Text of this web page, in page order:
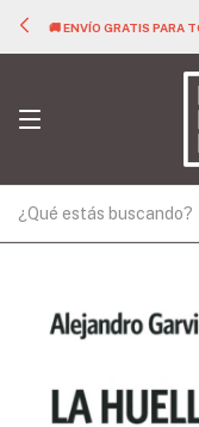
🚚 ENVÍO GRATIS PARA